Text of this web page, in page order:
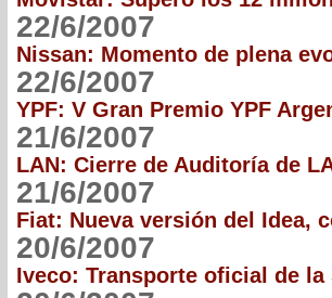
22/6/2007
Nissan: Momento de plena
22/6/2007
YPF: V Gran Premio YPF
21/6/2007
LAN: Cierre de Auditoría de
21/6/2007
Fiat: Nueva versión del Idea,
20/6/2007
Iveco: Transporte oficial de la